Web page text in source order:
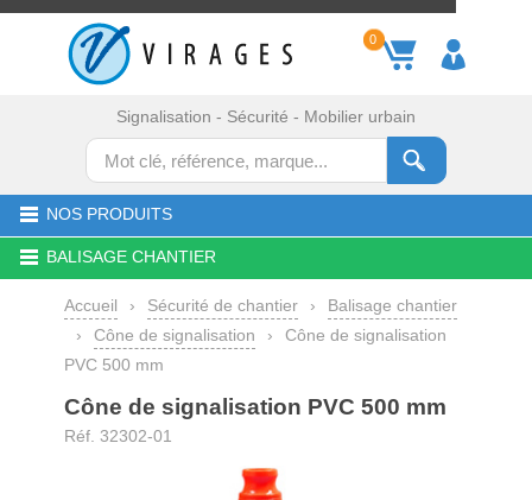
0
Signalisation - Sécurité - Mobilier urbain
NOS PRODUITS
BALISAGE CHANTIER
Accueil › Sécurité de chantier ›
Balisage chantier
›
Cône de signalisation ›
Cône de signalisation
PVC 500 mm
Cône de signalisation PVC 500 mm
Réf. 32302-01